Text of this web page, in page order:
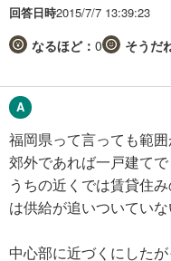
回答日時2015/7/7 13:39:23
なるほど： 0 そうだ
福岡県って言っても範
郊外であれば一戸建て
うちの近くでは賃貸住
は供給が追いついていな
中心部に近づくにした